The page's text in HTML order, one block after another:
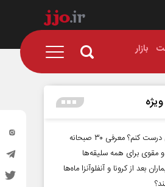
بازار
ویژه
صبحانه چی درست کنم؟ معرفی ۳۰ صبحانه
مقوی برای همه سلیقه‌ها
بعد از کرونا و آنفلوآنزا ماه‌ها